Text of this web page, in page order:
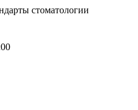
стоматологии